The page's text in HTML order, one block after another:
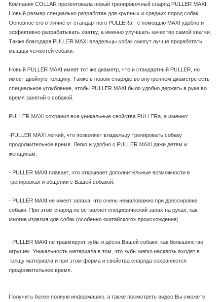
Компания COLLAR презентовала новый тренировочный снаряд PULLER MAXI.
Новый размер специально разработан для крупных и средних пород собак.
Основное его отличие от стандартного PULLERа - с помощью MAXI удобно и
эффективно разрабатывать хватку, а именно улучшать качество самой хватки.
Также благодаря PULLER MAXI владельцы собак смогут лучше проработать
мышцы челюстей собаки.
Новый PULLER MAXI имеет тот же диаметр, что и стандартный PULLER, но
имеет двойную толщину. Также в новом снаряде во внутреннем диаметре есть
специальное углубление, чтобы PULLER MAXI было удобно держать в руке во
время занятий с собакой.
PULLER MAXI сохранил все уникальные свойства PULLERа, а именно:
-PULLER MAXI легкий, что позволяет владельцу тренировать собаку
продолжительное время. Легко и удобно с PULLER MAXI даже детям и
женщинам.
- PULLER MAXI плавает, что открывает дополнительные возможности в
тренировках и общении с Вашей собакой.
- PULLER MAXI не имеет запаха, что очень немаловажно при дрессировке
собаки. При этом снаряд не оставляет специфический запах на руках, как
многие изделия для собак (особенно «китайского» происхождения).
- PULLER MAXI не травмирует зубы и дёсна Вашей собаки, как большинство
игрушек. Уникальность материала в том, что зубы мягко насквозь входят в
толщу материала и при этом форма и свойства снаряда сохраняются
продолжительное время.
Получить более полную информацию, а также посмотреть видео Вы сможете